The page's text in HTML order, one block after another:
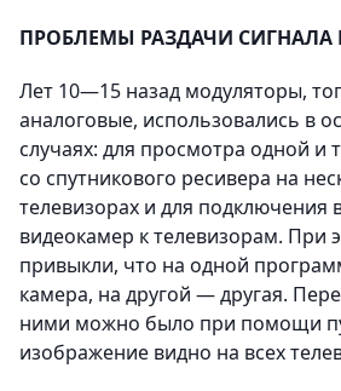
ПРОБЛЕМЫ РАЗДАЧИ СИГНАЛА
Лет 10—15 назад модуляторы,
аналоговые, использовались в
случаях: для просмотра одной
со спутникового ресивера на
телевизорах и для подключения
видеокамер к телевизорам. При
привыкли, что на одной
камера, на другой — другая.
ними можно было при помощи
изображение видно на всех